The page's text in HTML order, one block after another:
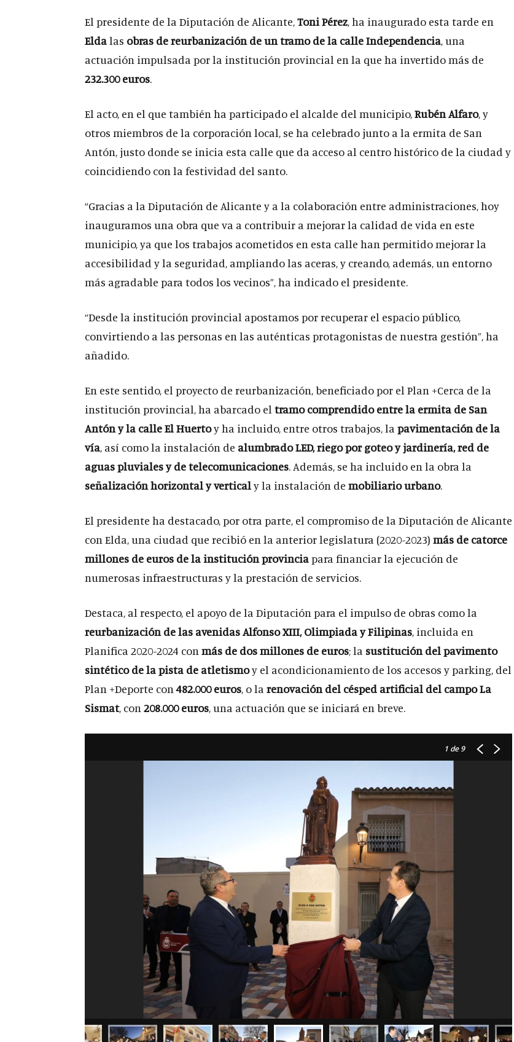
El presidente de la Diputación de Alicante,Toni Pérez, ha inaugurado esta tarde en
Eldalas obras de reurbanización de un tramo de la calle Independencia, una
actuación impulsada por la institución provincial en la que ha invertido más de
232.300 euros.
El acto, en el que también ha participado el alcalde del municipio,Rubén Alfaro, y
otros miembros de la corporación local, se ha celebrado junto a la ermita de San
Antón, justo donde se inicia esta calle que da acceso al centro histórico de la ciudad y
coincidiendo con la festividad del santo.
“Gracias a la Diputación de Alicante y a la colaboración entre administraciones, hoy
inauguramos una obra que va a contribuir a mejorar la calidad de vida en este
municipio, ya que los trabajos acometidos en esta calle han permitido mejorar la
accesibilidad y la seguridad, ampliando las aceras, y creando, además, un entorno
más agradable para todos los vecinos”, ha indicado el presidente.
“Desde la institución provincial apostamos por recuperar el espacio público,
convirtiendo a las personas en las auténticas protagonistas de nuestra gestión”, ha
añadido.
En este sentido, el proyecto de reurbanización, beneficiado por el Plan +Cerca de la
institución provincial, ha abarcado el tramo comprendido entre la ermita de San
Antón y la calle El Huertoy ha incluido, entre otros trabajos, la pavimentación de la
vía, así como la instalación de alumbrado LED, riego por goteo y jardinería, red de
aguas pluviales y de telecomunicaciones. Además, se ha incluido en la obra la
señalización horizontal y verticaly la instalación de mobiliario urbano.
El presidente ha destacado, por otra parte, el compromiso de la Diputación de Alicante
con Elda, una ciudad que recibió en la anterior legislatura (2020-2023) más de catorce
millones de euros de la institución provinciapara financiar la ejecución de
numerosas infraestructuras y la prestación de servicios.
Destaca, al respecto, el apoyo de la Diputación para el impulso de obras como la
reurbanización de las avenidas Alfonso XIII, Olimpiada y Filipinas, incluida en
Planifica 2020-2024 con más de dos millones de euros; la sustitución del pavimento
sintético de la pista de atletismoy el acondicionamiento de los accesos y parking, del
Plan +Deporte con482.000 euros, o la renovación del césped artificial del campo La
Sismat, con 208.000 euros, una actuación que se iniciará en breve.
1 de 9